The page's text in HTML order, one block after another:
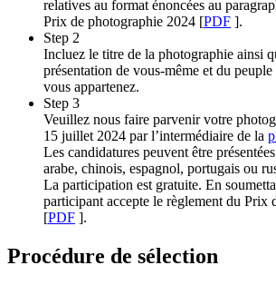
relatives au format énoncées au
Prix de photographie 2024 [PDF ].
Step 2
Incluez le titre de la photographie ainsi
présentation de vous-même et du
vous appartenez.
Step 3
Veuillez nous faire parvenir votre
15 juillet 2024 par l’intermédiaire de la
Les candidatures peuvent être
arabe, chinois, espagnol, portugais ou
La participation est gratuite. En
participant accepte le règlement du Prix
[PDF ].
Procédure de sélection